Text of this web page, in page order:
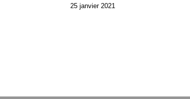
25 janvier 2021